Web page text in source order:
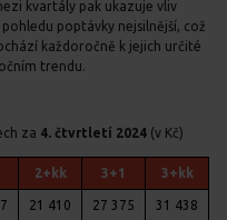
kvartály pak ukazuje vliv
poptávky nejsilnější, což
každoročně k jejich určité
trendu.
za 4. čtvrtletí 2024 (v Kč)
2+kk 3+1 3+kk
21 410 27 375 31 438